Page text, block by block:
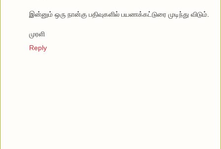
இன்னும் ஒரு நான்கு பதிவுகளில் பயணக்கட்டுரை முடிந்து விடும்.
முரளி
Reply